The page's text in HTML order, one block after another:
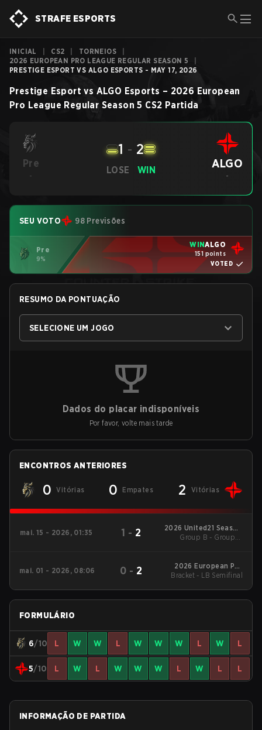
STRAFE ESPORTS
INICIAL CS2 TORNEIOS
2026 EUROPEAN PRO LEAGUE REGULAR SEASON 5
PRESTIGE ESPORT VS ALGO ESPORTS - MAY 17, 2026
Prestige Esport vs ALGO Esports – 2026 European
Pro League Regular Season 5 CS2 Partida
Pre
-
LOSE
1 - 2
WIN ALGO
-
SEU VOTO 98 Previsões
Pre
9%
WINALGO
151 points
VOTED
RESUMO DA PONTUAÇÃO
SELECIONE UM JOGO
Dados do placar indisponíveis
Por favor, volte mais tarde
ENCONTROS ANTERIORES
0 Vitórias 0 Empates 2 Vitórias
mai. 15 - 2026, 01:35 1 - 2
2026 United21 Season
49
Group B - Group B
mai. 01 - 2026, 08:06 0 - 2
2026 European Pro
League Regular
Bracket - LB Semifinal
FORMULÁRIO
6/10 L W W L W W W L W L
5/10 L W L W W W L W L L
INFORMAÇÃO DE PARTIDA